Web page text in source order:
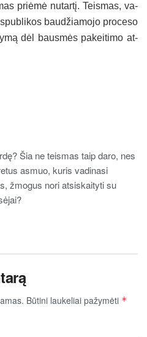
priė­mė nu­tar­tį. Teis­mas, va­
bau­džia­mo­jo pro­ce­so
dėl baus­mės pa­kei­ti­mo at­
Šia ne teismas taip daro, nes
asmuo, kuris vadinasi
žmogus nori atsiskaityti su
Būtini laukeliai pažymėti *